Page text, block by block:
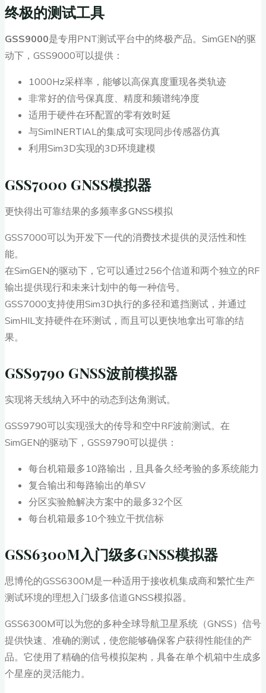
终极的测试工具
GSS9000是专用PNT测试平台中的终极产品。SimGEN的驱
动下，GSS9000可以提供：
1000Hz采样率，能够以高保真度重现各类轨迹
非常好的信号保真度、精度和频谱纯净度
适用于硬件在环配置的零有效时延
与SimINERTIAL的集成可实现同步传感器仿真
利用Sim3D实现的3D环境建模
GSS7000 GNSS模拟器
更快得出可靠结果的多频率多GNSS模拟
GSS7000可以为开发下一代的消费技术提供的灵活性和性
能。
在SimGEN的驱动下，它可以通过256个信道和两个独立的RF
输出提供现行和未来计划中的每一种信号。
GSS7000支持使用Sim3D执行的多径和遮挡测试，并通过
SimHIL支持硬件在环测试，而且可以更快地拿出可靠的结
果。
GSS9790 GNSS波前模拟器
实现将天线纳入环中的动态到达角测试。
GSS9790可以实现强大的传导和空中RF波前测试。在
SimGEN的驱动下，GSS9790可以提供：
每台机箱最多10路输出，且具备久经考验的多系统能力
复合输出和每路输出的单SV
分区实验舱解决方案中的最多32个区
每台机箱最多10个独立干扰信标
GSS6300M入门级多GNSS模拟器
思博伦的GSS6300M是一种适用于接收机集成商和繁忙生产
测试环境的理想入门级多信道GNSS模拟器。
GSS6300M可以为您的多种全球导航卫星系统（GNSS）信号
提供快速、准确的测试，使您能够确保客户获得性能佳的产
品。它使用了精确的信号模拟架构，具备在单个机箱中生成多
个星座的灵活能力。